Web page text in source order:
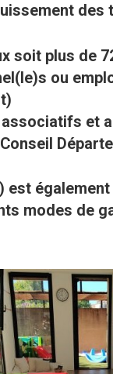
soit plus de
ou
et
est
modes de